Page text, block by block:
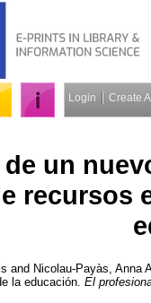
Login Create
un
recursos
and Nicolau-Payàs, Anna
la educación. El